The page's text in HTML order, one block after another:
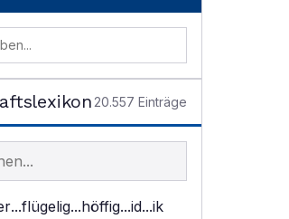
20.557 Einträge
suchen
...flügelig...höffig...id...ik